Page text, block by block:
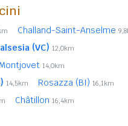
Challand-Saint-Anselme
(VC) 12,0km
Montjovet 14,0km
14,5km Rosazza (BI) 16,1km
Châtillon 16,4km